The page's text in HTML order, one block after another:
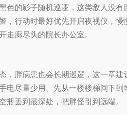
色的影子随机巡逻，这类敌人没有
，行动时最好优先开启夜视仪，慢
走廊尽头的院长办公室。
，胖病患也会长期巡逻，这一章建
电尽量少用。先从一楼楼梯间下到
瓶丢到最深处，把胖怪引到远端。